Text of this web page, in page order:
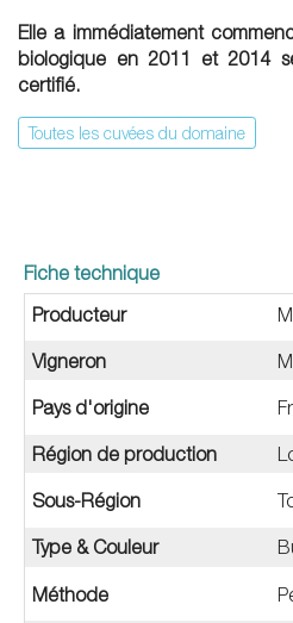
Elle a immédiatement
biologique en 2011 et 2014
certifié.
Toutes les cuvées du domaine
Fiche technique
Producteur
Vigneron
Pays d'origine
Région de production
Sous-Région
Type & Couleur
Méthode